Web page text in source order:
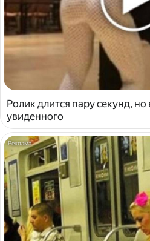
Ролик длится пару секунд,
увиденного